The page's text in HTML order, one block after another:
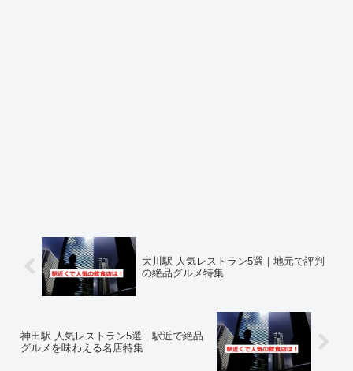
大川駅 人気レストラン5選｜地元で評判
の絶品グルメ特集
神田駅 人気レストラン5選｜駅近で絶品
グルメを味わえる名店特集